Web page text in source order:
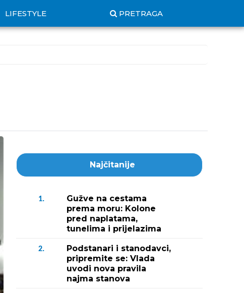
LIFESTYLE PRETRAGA
Najčitanije
1.
Gužve na cestama
prema moru: Kolone
pred naplatama,
tunelima i prijelazima
2.
Podstanari i stanodavci,
pripremite se: Vlada
uvodi nova pravila
najma stanova